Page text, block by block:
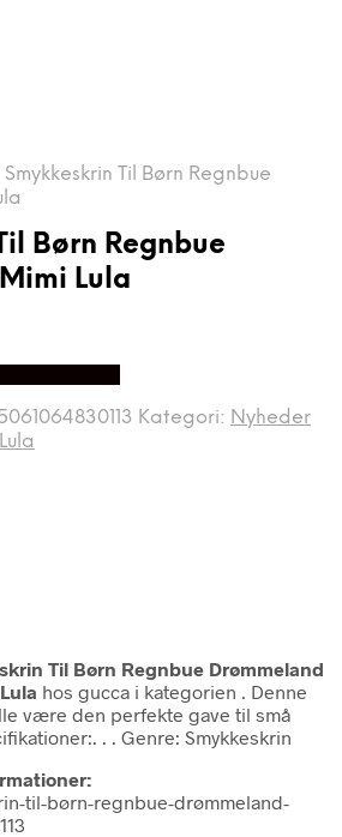
Smykkeskrin Til Børn Regnbue
Børn Regnbue
Lula
Kategori: Nyheder
Til Børn Regnbue Drømmeland
hos gucca i kategorien . Denne
være den perfekte gave til små
. . Genre: Smykkeskrin
til-børn-regnbue-drømmeland-